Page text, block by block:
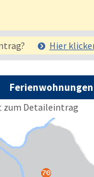
Hier
Detaileintrag